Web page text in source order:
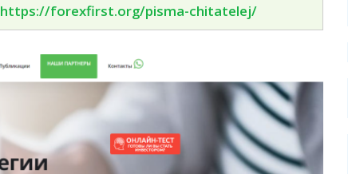
https://forexfirst.org/pisma-chitatelej/